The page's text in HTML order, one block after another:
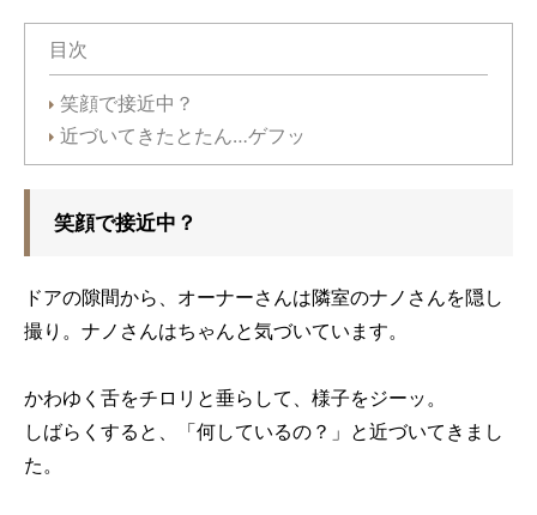
目次
笑顔で接近中？
近づいてきたとたん…ゲフッ
笑顔で接近中？
ドアの隙間から、オーナーさんは隣室のナノさんを隠し
撮り。ナノさんはちゃんと気づいています。
かわゆく舌をチロリと垂らして、様子をジーッ。
しばらくすると、「何しているの？」と近づいてきまし
た。